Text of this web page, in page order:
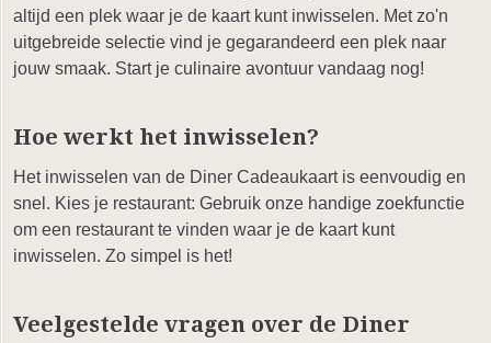
altijd een plek waar je de kaart kunt inwisselen. Met zo'n
uitgebreide selectie vind je gegarandeerd een plek naar
jouw smaak. Start je culinaire avontuur vandaag nog!
Hoe werkt het inwisselen?
Het inwisselen van de Diner Cadeaukaart is eenvoudig en
snel. Kies je restaurant: Gebruik onze handige zoekfunctie
om een restaurant te vinden waar je de kaart kunt
inwisselen. Zo simpel is het!
Veelgestelde vragen over de Diner